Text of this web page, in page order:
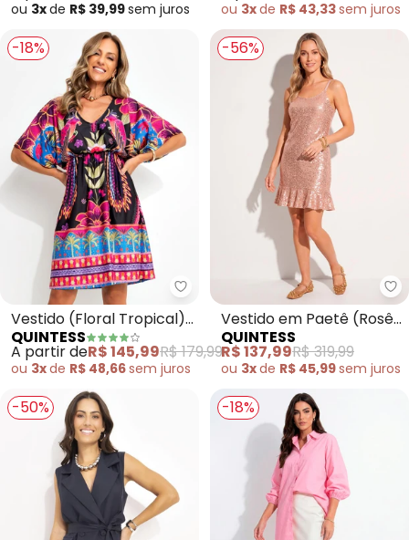
ou 3xde R$ 39,99sem juros ou 3xde R$ 43,33sem juros
-18%
Quintess - Vestido (Floral
Vestido (Floral Tropical)
em Malha Fria
QUINTESS
A partir deR$ 145,99R$ 179,99
ou 3xde R$ 48,66sem juros
-56%
Vestido em Paetê (Rosê)
com Babado na Barra
QUINTESS
R$ 137,99R$ 319,99
ou 3xde R$ 45,99sem juros
-50% -18%